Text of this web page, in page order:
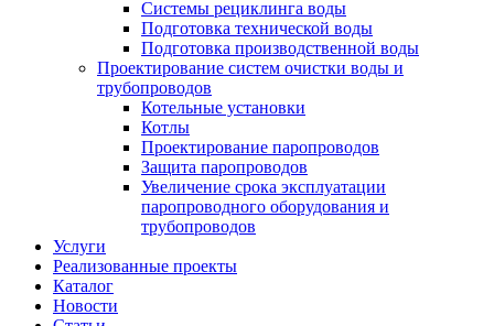
Системы рециклинга воды
Подготовка технической воды
Подготовка производственной воды
Проектирование систем очистки воды и
трубопроводов
Котельные установки
Котлы
Проектирование паропроводов
Защита паропроводов
Увеличение срока эксплуатации
паропроводного оборудования и
трубопроводов
Услуги
Реализованные проекты
Каталог
Новости